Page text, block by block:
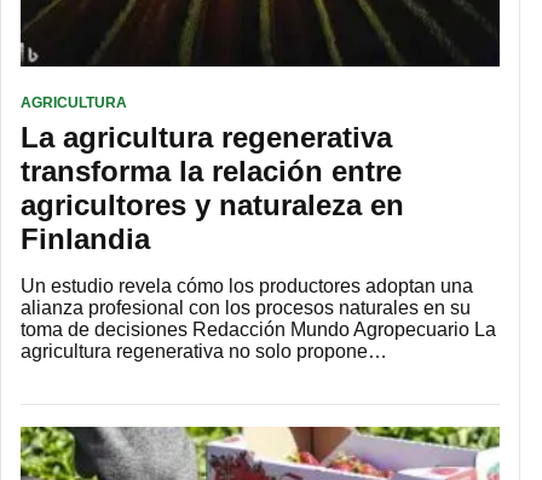
AGRICULTURA
La agricultura regenerativa
transforma la relación entre
agricultores y naturaleza en
Finlandia
Un estudio revela cómo los productores adoptan una
alianza profesional con los procesos naturales en su
toma de decisiones Redacción Mundo Agropecuario La
agricultura regenerativa no solo propone…